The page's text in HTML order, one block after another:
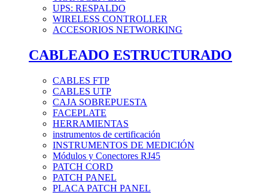
UPS: RESPALDO
WIRELESS CONTROLLER
ACCESORIOS NETWORKING
CABLEADO ESTRUCTURADO
CABLES FTP
CABLES UTP
CAJA SOBREPUESTA
FACEPLATE
HERRAMIENTAS
instrumentos de certificación
INSTRUMENTOS DE MEDICIÓN
Módulos y Conectores RJ45
PATCH CORD
PATCH PANEL
PLACA PATCH PANEL